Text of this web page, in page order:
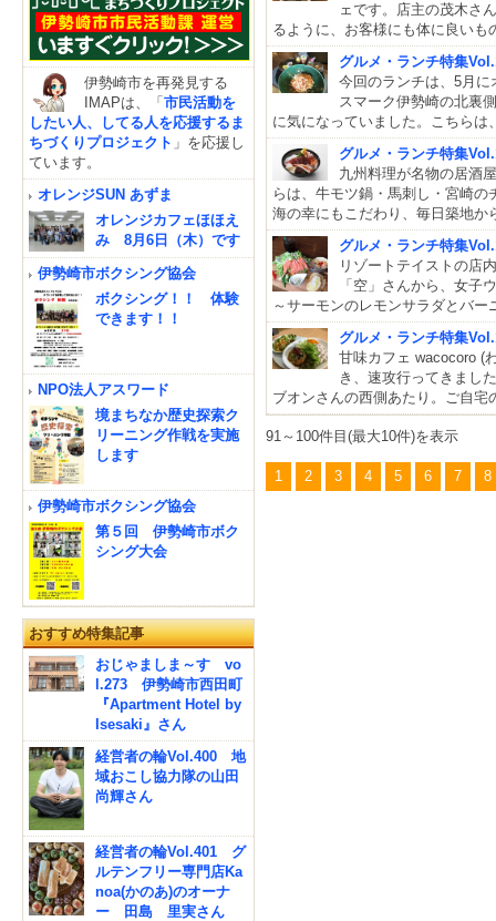
ェです。店主の茂木さ
るように、お客様にも体に良い
グルメ・ランチ特集
今回のランチは、5月
スマーク伊勢崎の北裏
に気になっていました。こちらは
グルメ・ランチ特集
九州料理が名物の居酒
らは、牛モツ鍋・馬刺し・宮崎
海の幸にもこだわり、毎日築地か
グルメ・ランチ特集
リゾートテイストの店
「空」さんから、女
～サーモンのレモンサラダとバ
グルメ・ランチ特集
甘味カフェ wacocoro (
き、速攻行ってきまし
ブオンさんの西側あたり。ご自宅
91～100件目(最大10件)を表示
1 2 3 4 5 6 7 8
伊勢崎市を再発見する
IMAPは、「市民活動を
したい人、してる人を応援するま
ちづくりプロジェクト 」を応援し
ています。
オレンジSUN あずま
オレンジカフェほほえ
み 8月6日（木）です
伊勢崎市ボクシング協会
ボクシング！！ 体験
できます！！
NPO法人アスワード
境まちなか歴史探索ク
リーニング作戦を実施
します
伊勢崎市ボクシング協会
第５回 伊勢崎市ボク
シング大会
おすすめ特集記事
おじゃましま～す vo
l.273 伊勢崎市西田町
『Apartment Hotel by
Isesaki』さん
経営者の輪Vol.400 地
域おこし協力隊の山田
尚輝さん
経営者の輪Vol.401 グ
ルテンフリー専門店Ka
noa(かのあ)のオーナ
ー 田島 里実さん